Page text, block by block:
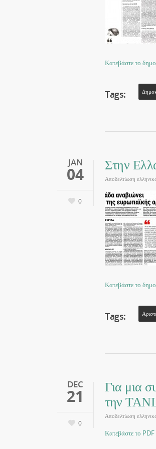
Κατεβάστε το
Tags:
JAN
04
0
Στην
Αποδελτίωση
Κατεβάστε το
Tags:
DEC
21
0
Για μια
την
Αποδελτίωση
Κατεβάστε το PDF